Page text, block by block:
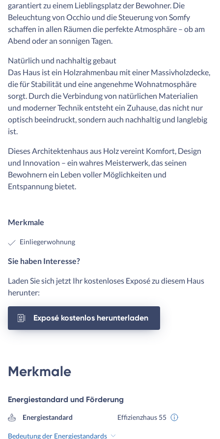
garantiert zu einem Lieblingsplatz der Bewohner. Die
Beleuchtung von Occhio und die Steuerung von Somfy
schaffen in allen Räumen die perfekte Atmosphäre – ob am
Abend oder an sonnigen Tagen.
Natürlich und nachhaltig gebaut
Das Haus ist ein Holzrahmenbau mit einer Massivholzdecke,
die für Stabilität und eine angenehme Wohnatmosphäre
sorgt. Durch die Verbindung von natürlichen Materialien
und moderner Technik entsteht ein Zuhause, das nicht nur
optisch beeindruckt, sondern auch nachhaltig und langlebig
ist.
Dieses Architektenhaus aus Holz vereint Komfort, Design
und Innovation – ein wahres Meisterwerk, das seinen
Bewohnern ein Leben voller Möglichkeiten und
Entspannung bietet.
Merkmale
Einliegerwohnung
Sie haben Interesse?
Laden Sie sich jetzt Ihr kostenloses Exposé zu diesem Haus
herunter:
Exposé kostenlos herunterladen
Merkmale
Energiestandard und Förderung
Energiestandard Effizienzhaus 55
Bedeutung der Energiestandards